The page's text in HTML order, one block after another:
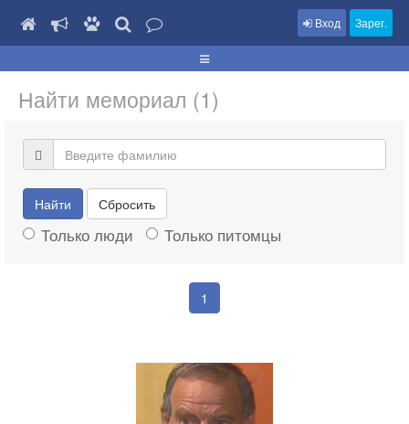
Вход Зарег.
Найти мемориал (1)
Найти Сбросить
Только люди Только питомцы
1